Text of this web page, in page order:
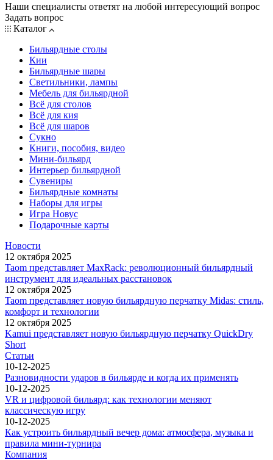
Наши специалисты ответят на любой интересующий вопрос
Задать вопрос
Каталог
Бильярдные столы
Кии
Бильярдные шары
Светильники, лампы
Мебель для бильярдной
Всё для столов
Всё для кия
Всё для шаров
Сукно
Книги, пособия, видео
Мини-бильярд
Интерьер бильярдной
Сувениры
Бильярдные комнаты
Наборы для игры
Игра Новус
Подарочные карты
Новости
12 октября 2025
Taom представляет MaxRack: революционный бильярдный
инструмент для идеальных расстановок
12 октября 2025
Taom представляет новую бильярдную перчатку Midas: стиль,
комфорт и технологии
12 октября 2025
Kamui представляет новую бильярдную перчатку QuickDry
Short
Статьи
10-12-2025
Разновидности ударов в бильярде и когда их применять
10-12-2025
VR и цифровой бильярд: как технологии меняют
классическую игру
10-12-2025
Как устроить бильярдный вечер дома: атмосфера, музыка и
правила мини-турнира
Компания